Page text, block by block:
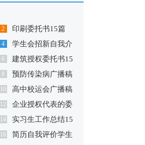
2 印刷委托书15篇
4
学生会招新自我介
绍12篇
6
建筑授权委托书15
篇
8 预防传染病广播稿
10
高中校运会广播稿
汇编15篇
12
企业授权代表的委
托书
14
实习生工作总结15
篇
16
简历自我评价学生